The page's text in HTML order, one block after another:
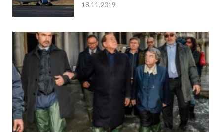
18.11.2019